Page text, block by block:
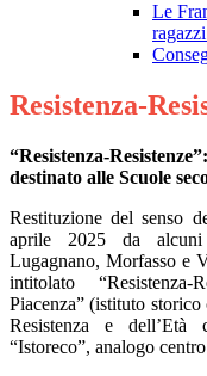
Le
Resistenza-
“Resistenza-
destinato alle Scuole
Restituzione del senso
aprile 2025 da alcuni
Lugagnano, Morfasso e
intitolato
Piacenza” (istituto
Resistenza e dell’Età
“Istoreco”, analogo